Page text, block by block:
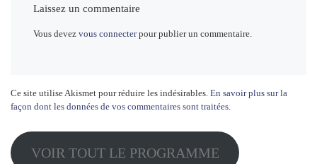
Laissez un commentaire
Vous devezvous connecterpour publier un commentaire.
Ce site utilise Akismet pour réduire les indésirables. En savoir plus sur la
façon dont les données de vos commentaires sont traitées
VOIR TOUT LE PROGRAMME